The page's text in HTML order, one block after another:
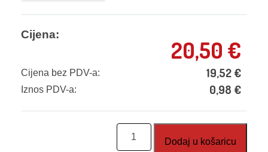
Cijena:
20,50 €
Cijena bez PDV-a: 19,52 €
Iznos PDV-a: 0,98 €
Geometrija
linearnog
Dodaj u košaricu